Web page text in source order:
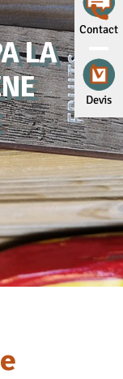
Contact
Devis
LA